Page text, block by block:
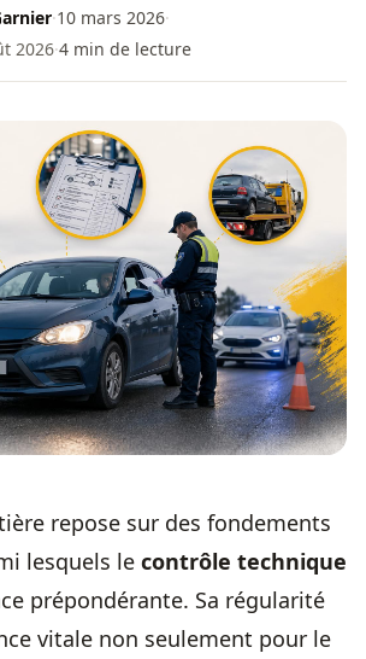
·10 mars 2026·
2026·4 min de lecture
repose sur des fondements
lesquels le contrôle technique
prépondérante. Sa régularité
vitale non seulement pour le